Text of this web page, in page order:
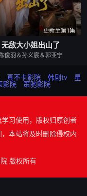
更新至第1集
无敌大小姐出山了
陈俊羽＆孙义宸＆郭亚宁
真不卡影院 韩剧tv
星
影院 策驰影院
习使用，版权归原创者
本站将及时删除侵权内
版权所有